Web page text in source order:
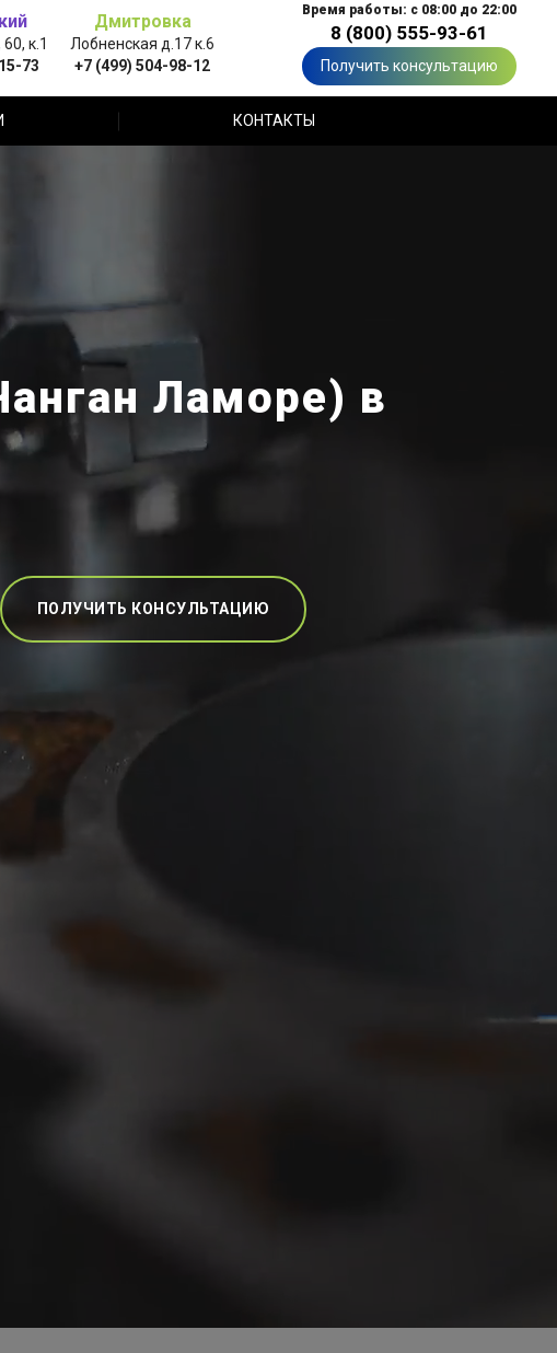
к.1
73
Дмитровка
Лобненская д.17 к.6
+7 (499) 504-98-12
Время работы: с 08:00 до 22:00
8 (800) 555-93-61
Получить консультацию
КОНТАКТЫ
Ламоре) в
ПОЛУЧИТЬ КОНСУЛЬТАЦИЮ